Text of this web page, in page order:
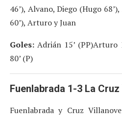
46’), Alvano, Diego (Hugo
60’), Arturo y Juan
Goles: Adrián 15’ (PP)Arturo
80’ (P)
Fuenlabrada 1-3 La
Fuenlabrada y Cruz